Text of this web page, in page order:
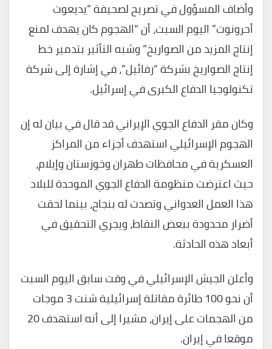
وأضاف المسؤول في تصريح لصحيفة “يديعوت
أحرونوت” اليوم السبت، أن “الهجوم كان يهدف لمنع
إنتاج المزيد من الصواريخ” وشبه التأثير بتدمير خط
إنتاج الصواريخ بشركة “رفائيل”، في إشارة إلى شركة
تكنولوجيا الدفاع الكبرى في إسرائيل.
وكان مقر الدفاع الجوي الإيراني قد قال في بيان له إن
الهجوم الإسرائيلي استهدف أجزاء من المراكز
العسكرية في محافظات طهران وخوزستان وإيلام،
حيث اعترضت منظومة الدفاع الجوي الموحدة للبلاد
هذا العمل العدواني وتصدت له بنجاح، بينما لحقت
أضرار محدودة ببعض النقاط، ويجري التحقيق في
أبعاد هذه الحادثة.
وأعلن الجيش الإسرائيلي في وقت سابق اليوم السبت
أن نحو 100 طائرة مقاتلة إسرائيلية شنت 3 موجات
من الهجمات على إيران، مشيرا إلى أنه استهدف 20
موقعا في إيران.